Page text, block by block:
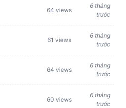
64 views
6 tháng
trước
61 views
6 tháng
trước
64 views
6 tháng
trước
60 views
6 tháng
trước